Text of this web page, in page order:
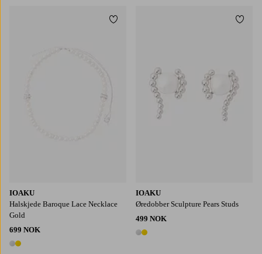
IOAKU
Halskjede Baroque Lace Necklace
Gold
699 NOK
2 farger
Legg til favoritter
IOAKU
Øredobber Sculpture Pears Studs
499 NOK
2 farger